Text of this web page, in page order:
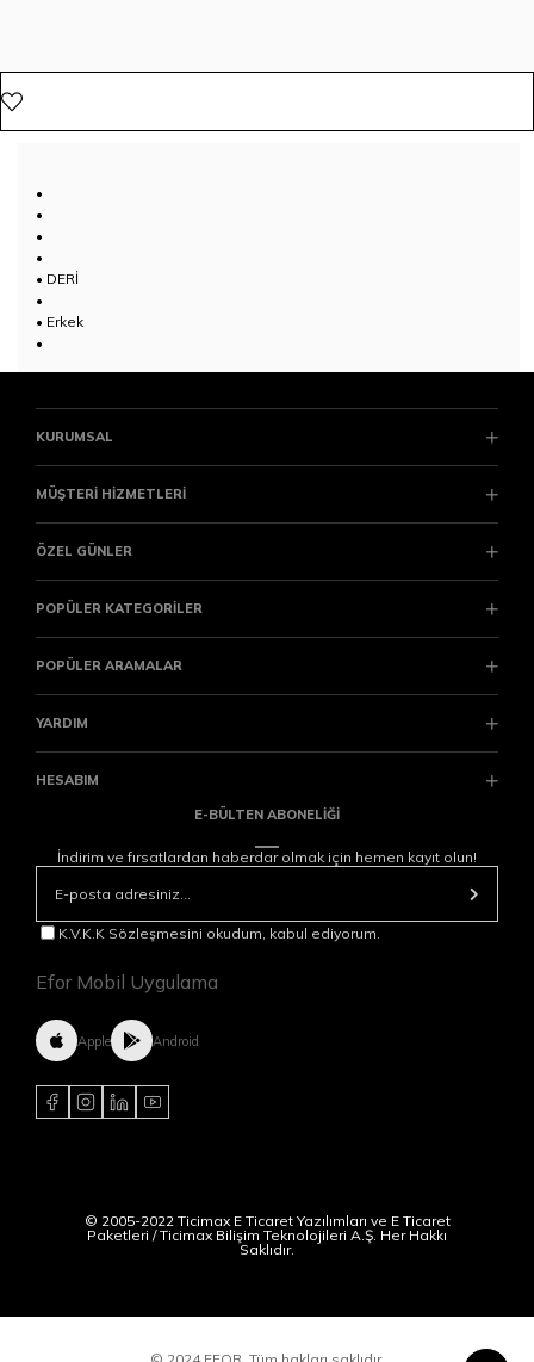
•
•
•
•
• DERİ
•
• Erkek
•
KURUMSAL
MÜŞTERİ HİZMETLERİ
ÖZEL GÜNLER
POPÜLER KATEGORİLER
POPÜLER ARAMALAR
YARDIM
HESABIM
E-BÜLTEN ABONELİĞİ
İndirim ve fırsatlardan haberdar olmak için hemen kayıt olun!
K.V.K.K Sözleşmesini okudum, kabul ediyorum.
Efor Mobil Uygulama
Apple Android
© 2005-2022 Ticimax E Ticaret Yazılımları ve E Ticaret
Paketleri / Ticimax Bilişim Teknolojileri A.Ş. Her Hakkı
Saklıdır.